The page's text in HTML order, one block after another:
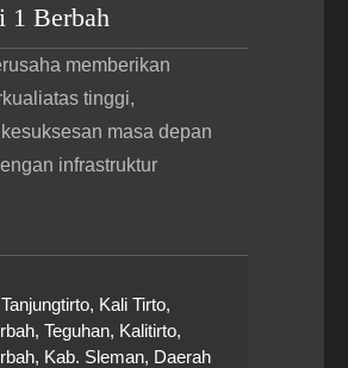
1 Berbah
memberikan
tinggi,
masa depan
infrastruktur
Kali Tirto,
Teguhan, Kalitirto,
Kab. Sleman, Daerah